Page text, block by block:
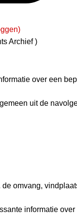
Archief )
over een
uit de
omvang,
informatie